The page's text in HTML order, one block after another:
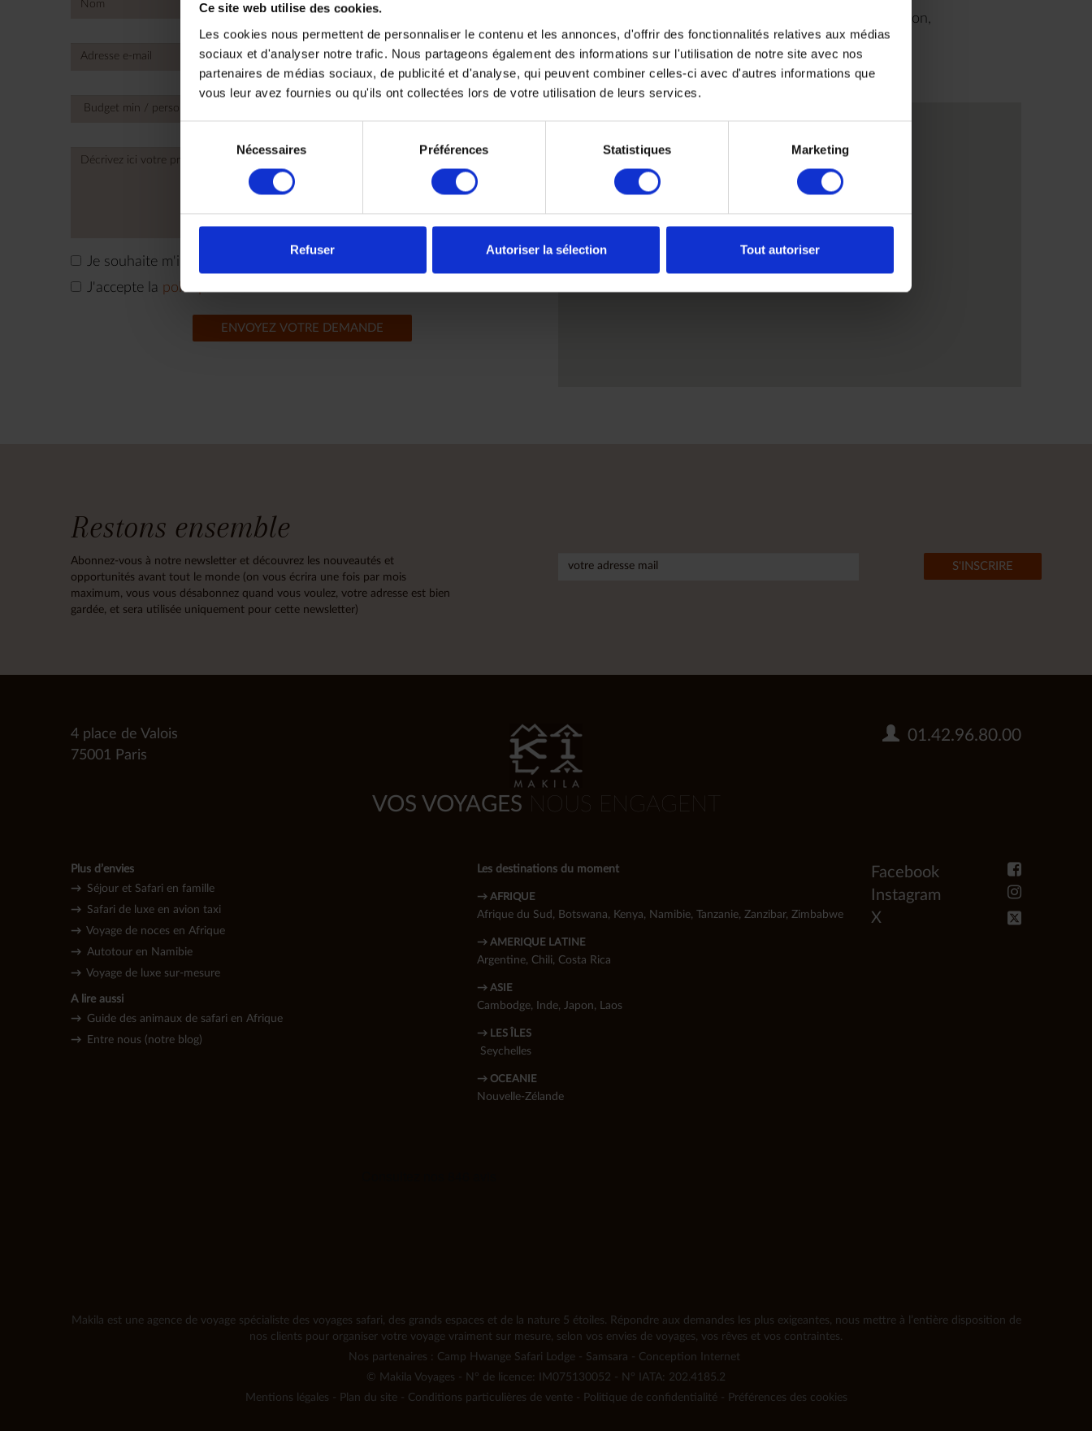
Ce site web utilise des cookies.
Les cookies nous permettent de personnaliser le contenu et les annonces, d'offrir des fonctionnalités relatives aux médias
sociaux et d'analyser notre trafic. Nous partageons également des informations sur l'utilisation de notre site avec nos
partenaires de médias sociaux, de publicité et d'analyse, qui peuvent combiner celles-ci avec d'autres informations que
vous leur avez fournies ou qu'ils ont collectées lors de votre utilisation de leurs services.
consentement
Nécessaires Préférences Statistiques Marketing
Refuser Autoriser la sélection Tout autoriser
United
States
+1
+1
Je souhaite m'inscrire à la newsletter
J'accepte la politique de confidentialitéde Makila
ENVOYEZ VOTRE DEMANDE
du Lundi au Vendredi de 09H00 à 18H30 sans interruption,
uniquement sur rendez-vous
Restons ensemble
Abonnez-vous à notre newsletter et découvrez les nouveautés et
opportunités avant tout le monde (on vous écrira une fois par mois
maximum, vous vous désabonnez quand vous voulez, votre adresse est bien
gardée, et sera utilisée uniquement pour cette newsletter)
VOS VOYAGES NOUS ENGAGENT
4 place de Valois
75001 Paris
01.42.96.80.00
Plus d’envies
→ Séjour et Safari en famille
→ Safari de luxe en avion taxi
→ Voyage de noces en Afrique
→ Autotour en Namibie
→ Voyage de l uxe sur-mesure
A lire aussi
→ Guide des animaux de safari en Afrique
→
Entre nous (notre blog)
Les destinations du moment
→ AFRIQUE
Afrique du Sud , Botswana, Kenya, Namibie, Tanzanie, Zanzibar, Zimbabwe
→ AMERIQUE LATINE
Argentine, Chili, Costa Rica
→ ASIE
Cambodge, Inde, Japon, Laos
→ LES ÎLES
Seychelles
→ OCEANIE
Nouvelle-Zélande
Facebook
Instagram
X
Makila est une agence de voyage spécialiste des voyages safari, des grands espaces et de la nature 5 étoiles. Répondre aux demandes les plus exigeantes, nous mettre à l’entière disposition de
nos clients pour organiser votre voyage vraiment sur mesure, selon vos envies de voyages, vos rêves et vos contraintes.
Nos partenaires : Camp Hwange Safari Lodge - Samsara - Conception Internet
© Makila Voyages - N° de licence: IM075130052 - N° IATA: 202.4185.2
Mentions légales - Plan du site- Conditions particulières de vente- Politique de confidentialité- Préférences des cookies